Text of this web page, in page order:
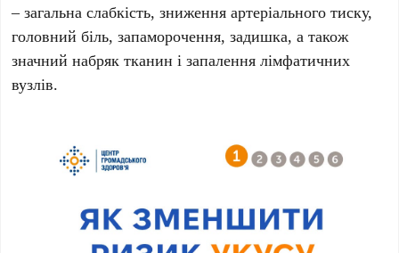
– загальна слабкість, зниження артеріального тиску,
головний біль, запаморочення, задишка, а також
значний набряк тканин і запалення лімфатичних
вузлів.